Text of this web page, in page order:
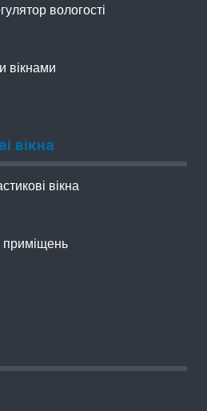
вологості
вікнами
вікна
вікна
приміщень